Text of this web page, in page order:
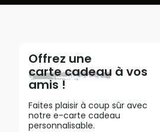
Offrez une
carte cadeau à vos
amis !
Faites plaisir à coup sûr avec
notre e-carte cadeau
personnalisable.